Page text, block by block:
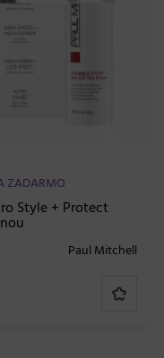
ZADARMO
Style + Protect
Paul Mitchell